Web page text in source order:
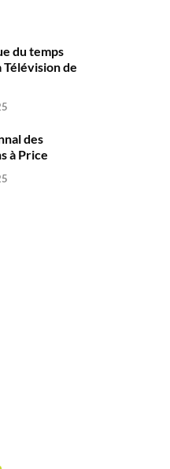
du temps
Télévision de
des
à Price